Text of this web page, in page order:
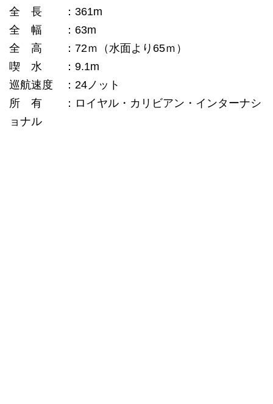
全 長 ：361m
全 幅 ：63m
全 高 ：72ｍ（水面より65ｍ）
喫 水 ：9.1m
巡航速度 ：24ノット
所 有 ：ロイヤル・カリビアン・インターナシ
ョナル